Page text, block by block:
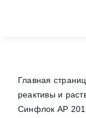
Главная
реактивы и
Синфлок AP